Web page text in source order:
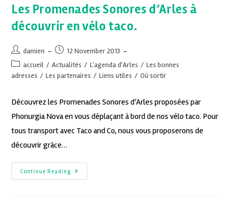
Les Promenades Sonores d’Arles à
découvrir en vélo taco.
damien
12 November 2013
accueil / Actualités / L'agenda d'Arles / Les bonnes
adresses / Les partenaires / Liens utiles / Où sortir
Découvrez les Promenades Sonores d’Arles proposées par
Phonurgia Nova en vous déplaçant à bord de nos vélo taco. Pour
tous transport avec Taco and Co, nous vous proposerons de
découvrir grâce…
Continue Reading